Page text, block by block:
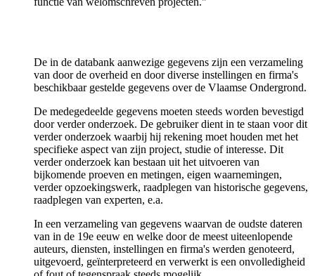
De in de databank aanwezige gegevens zijn een verzameling
van door de overheid en door diverse instellingen en firma's
beschikbaar gestelde gegevens over de Vlaamse Ondergrond.
De medegedeelde gegevens moeten steeds worden bevestigd
door verder onderzoek. De gebruiker dient in te staan voor dit
verder onderzoek waarbij hij rekening moet houden met het
specifieke aspect van zijn project, studie of interesse. Dit
verder onderzoek kan bestaan uit het uitvoeren van
bijkomende proeven en metingen, eigen waarnemingen,
verder opzoekingswerk, raadplegen van historische gegevens,
raadplegen van experten, e.a.
In een verzameling van gegevens waarvan de oudste dateren
van in de 19e eeuw en welke door de meest uiteenlopende
auteurs, diensten, instellingen en firma's werden genoteerd,
uitgevoerd, geïnterpreteerd en verwerkt is een onvolledigheid